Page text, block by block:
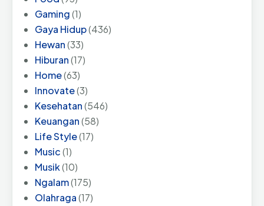
Gaming(1)
Gaya Hidup(436)
Hewan(33)
Hiburan(17)
Home(63)
Innovate(3)
Kesehatan(546)
Keuangan(58)
Life Style(17)
Music(1)
Musik(10)
Ngalam(175)
Olahraga(17)